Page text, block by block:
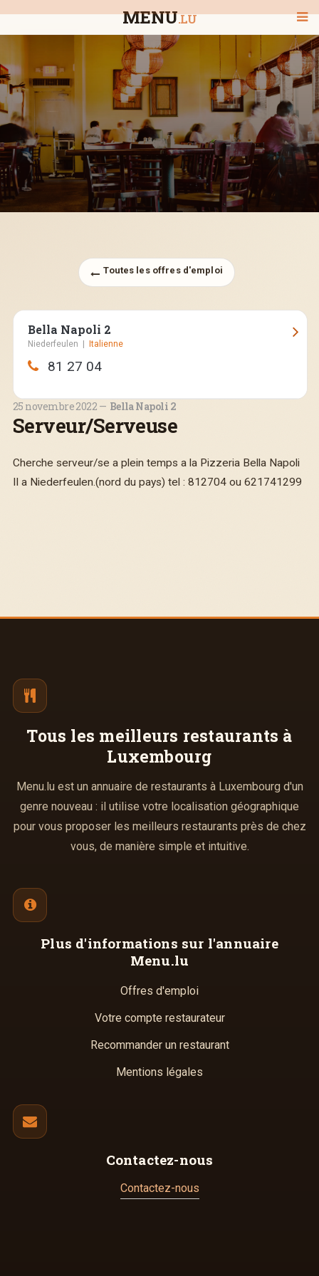
MENU.LU
BIENVENUE
TOUS LES RESTAURANTS
RECHERCHER UN RESTAURANT
Toutes les offres d'emploi
Bella Napoli 2
Niederfeulen
Italienne
81 27 04
25 novembre 2022 Bella Napoli 2
Serveur/Serveuse
Cherche serveur/se a plein temps a la Pizzeria Bella Napoli
II a Niederfeulen.(nord du pays) tel : 812704 ou 621741299
Tous les meilleurs restaurants à
Luxembourg
Menu.lu est un annuaire de restaurants à Luxembourg d'un
genre nouveau : il utilise votre localisation géographique
pour vous proposer les meilleurs restaurants près de chez
vous, de manière simple et intuitive.
Plus d'informations sur l'annuaire
Menu.lu
Offres d'emploi
Votre compte restaurateur
Recommander un restaurant
Mentions légales
Contactez-nous
Contactez-nous